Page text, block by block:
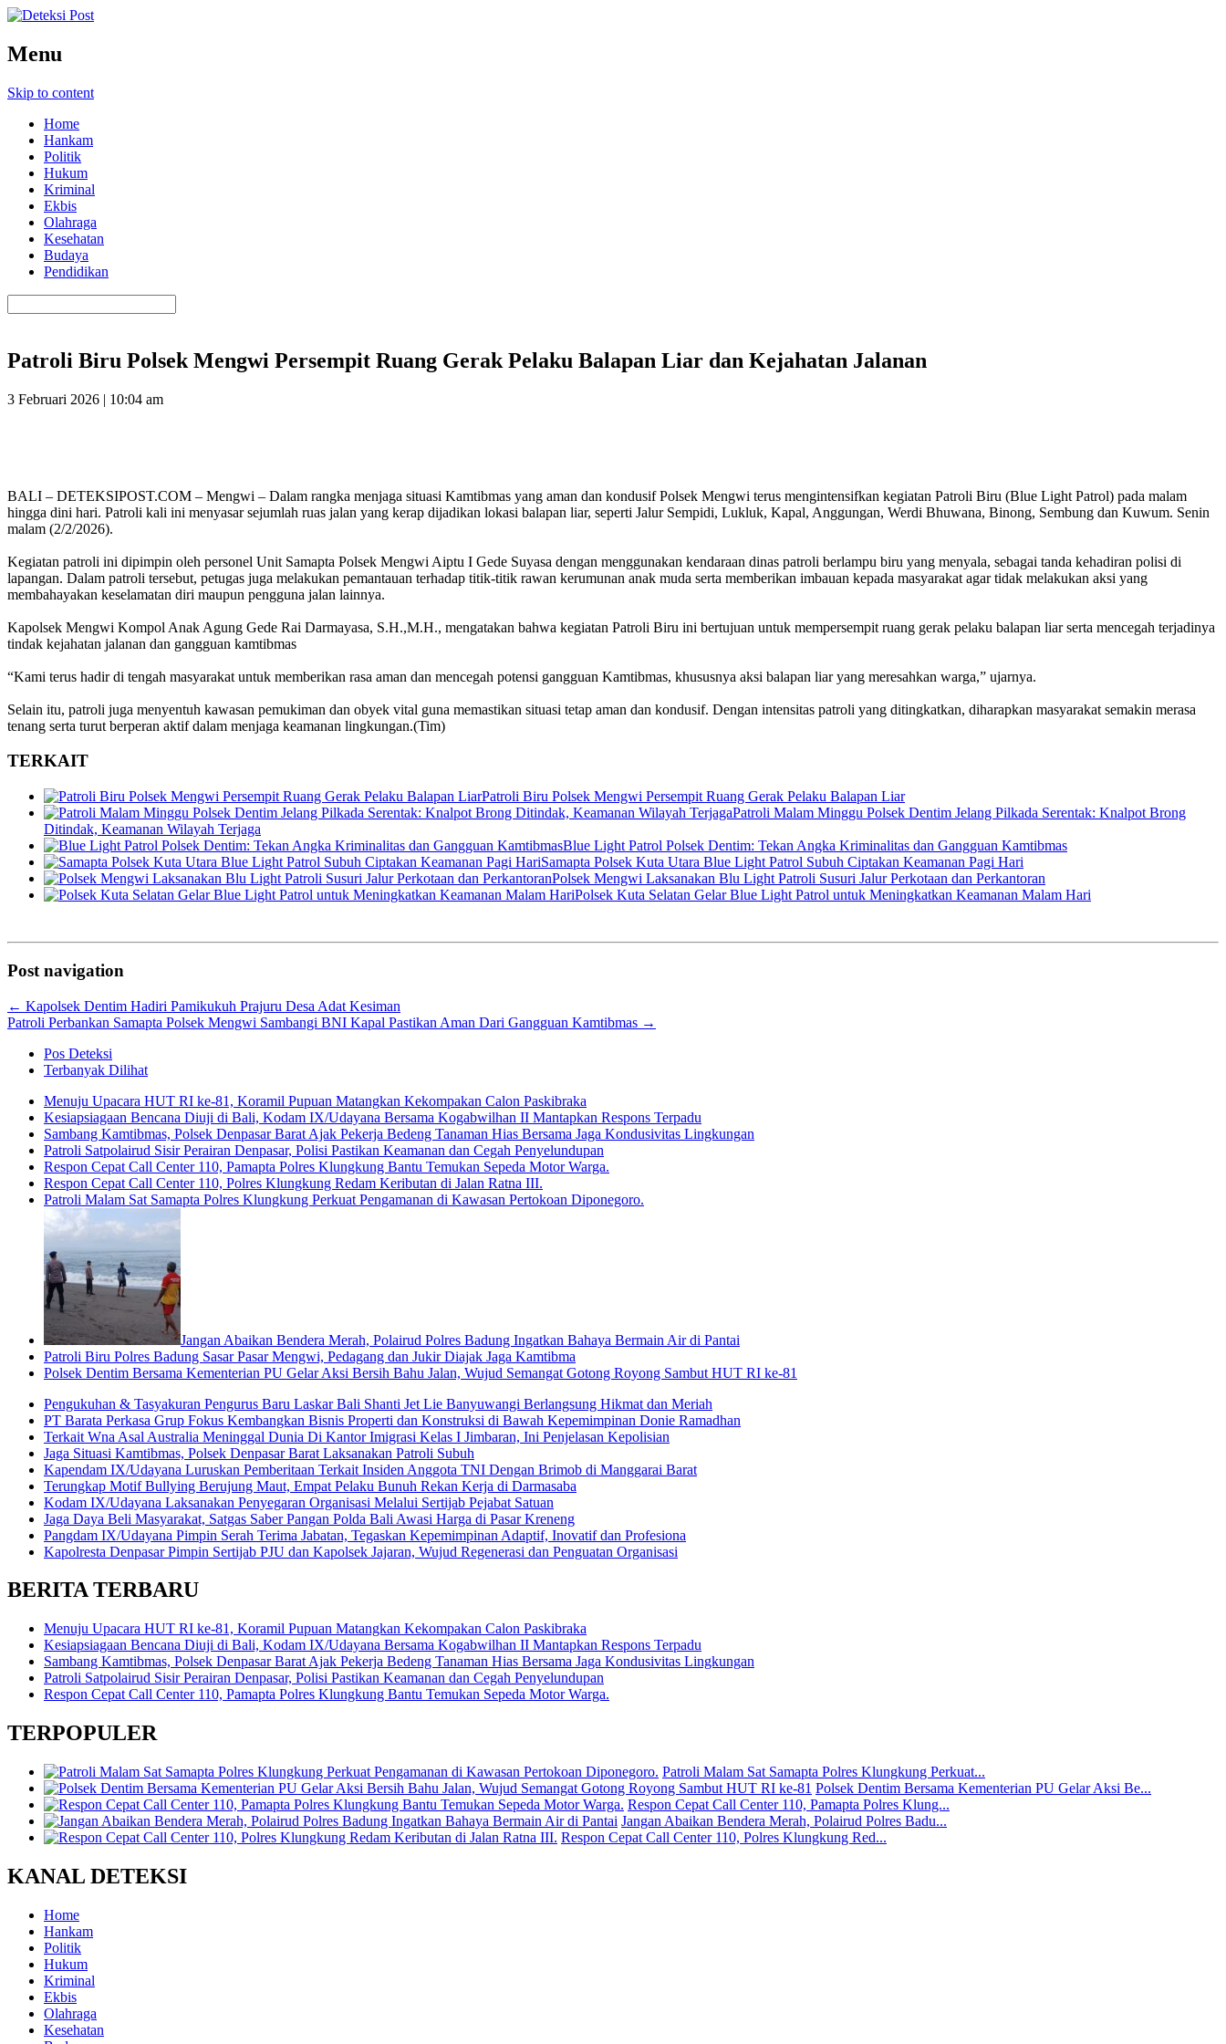
Menu
Skip to content
Home
Hankam
Politik
Hukum
Kriminal
Ekbis
Olahraga
Kesehatan
Budaya
Pendidikan
Patroli Biru Polsek Mengwi Persempit Ruang Gerak Pelaku Balapan Liar dan Kejahatan Jalanan
3 Februari 2026 | 10:04 am
BALI – DETEKSIPOST.COM – Mengwi – Dalam rangka menjaga situasi Kamtibmas yang aman dan kondusif Polsek Mengwi terus mengintensifkan kegiatan Patroli Biru (Blue Light Patrol) pada malam
hingga dini hari. Patroli kali ini menyasar sejumlah ruas jalan yang kerap dijadikan lokasi balapan liar, seperti Jalur Sempidi, Lukluk, Kapal, Anggungan, Werdi Bhuwana, Binong, Sembung dan Kuwum. Senin
malam (2/2/2026).
Kegiatan patroli ini dipimpin oleh personel Unit Samapta Polsek Mengwi Aiptu I Gede Suyasa dengan menggunakan kendaraan dinas patroli berlampu biru yang menyala, sebagai tanda kehadiran polisi di
lapangan. Dalam patroli tersebut, petugas juga melakukan pemantauan terhadap titik-titik rawan kerumunan anak muda serta memberikan imbauan kepada masyarakat agar tidak melakukan aksi yang
membahayakan keselamatan diri maupun pengguna jalan lainnya.
Kapolsek Mengwi Kompol Anak Agung Gede Rai Darmayasa, S.H.,M.H., mengatakan bahwa kegiatan Patroli Biru ini bertujuan untuk mempersempit ruang gerak pelaku balapan liar serta mencegah terjadinya
tindak kejahatan jalanan dan gangguan kamtibmas
“Kami terus hadir di tengah masyarakat untuk memberikan rasa aman dan mencegah potensi gangguan Kamtibmas, khususnya aksi balapan liar yang meresahkan warga,” ujarnya.
Selain itu, patroli juga menyentuh kawasan pemukiman dan obyek vital guna memastikan situasi tetap aman dan kondusif. Dengan intensitas patroli yang ditingkatkan, diharapkan masyarakat semakin merasa
tenang serta turut berperan aktif dalam menjaga keamanan lingkungan.(Tim)
TERKAIT
Patroli Biru Polsek Mengwi Persempit Ruang Gerak Pelaku Balapan Liar
Patroli Malam Minggu Polsek Dentim Jelang Pilkada Serentak: Knalpot Brong
Ditindak, Keamanan Wilayah Terjaga
Blue Light Patrol Polsek Dentim: Tekan Angka Kriminalitas dan Gangguan Kamtibmas
Samapta Polsek Kuta Utara Blue Light Patrol Subuh Ciptakan Keamanan Pagi Hari
Polsek Mengwi Laksanakan Blu Light Patroli Susuri Jalur Perkotaan dan Perkantoran
Polsek Kuta Selatan Gelar Blue Light Patrol untuk Meningkatkan Keamanan Malam Hari
Post navigation
← Kapolsek Dentim Hadiri Pamikukuh Prajuru Desa Adat Kesiman
Patroli Perbankan Samapta Polsek Mengwi Sambangi BNI Kapal Pastikan Aman Dari Gangguan Kamtibmas →
Pos Deteksi
Terbanyak Dilihat
Menuju Upacara HUT RI ke-81, Koramil Pupuan Matangkan Kekompakan Calon Paskibraka
Kesiapsiagaan Bencana Diuji di Bali, Kodam IX/Udayana Bersama Kogabwilhan II Mantapkan Respons Terpadu
Sambang Kamtibmas, Polsek Denpasar Barat Ajak Pekerja Bedeng Tanaman Hias Bersama Jaga Kondusivitas Lingkungan
Patroli Satpolairud Sisir Perairan Denpasar, Polisi Pastikan Keamanan dan Cegah Penyelundupan
Respon Cepat Call Center 110, Pamapta Polres Klungkung Bantu Temukan Sepeda Motor Warga.
Respon Cepat Call Center 110, Polres Klungkung Redam Keributan di Jalan Ratna III.
Patroli Malam Sat Samapta Polres Klungkung Perkuat Pengamanan di Kawasan Pertokoan Diponegoro.
Jangan Abaikan Bendera Merah, Polairud Polres Badung Ingatkan Bahaya Bermain Air di Pantai
Patroli Biru Polres Badung Sasar Pasar Mengwi, Pedagang dan Jukir Diajak Jaga Kamtibma
Polsek Dentim Bersama Kementerian PU Gelar Aksi Bersih Bahu Jalan, Wujud Semangat Gotong Royong Sambut HUT RI ke-81
Pengukuhan & Tasyakuran Pengurus Baru Laskar Bali Shanti Jet Lie Banyuwangi Berlangsung Hikmat dan Meriah
PT Barata Perkasa Grup Fokus Kembangkan Bisnis Properti dan Konstruksi di Bawah Kepemimpinan Donie Ramadhan
Terkait Wna Asal Australia Meninggal Dunia Di Kantor Imigrasi Kelas I Jimbaran, Ini Penjelasan Kepolisian
Jaga Situasi Kamtibmas, Polsek Denpasar Barat Laksanakan Patroli Subuh
Kapendam IX/Udayana Luruskan Pemberitaan Terkait Insiden Anggota TNI Dengan Brimob di Manggarai Barat
Terungkap Motif Bullying Berujung Maut, Empat Pelaku Bunuh Rekan Kerja di Darmasaba
Kodam IX/Udayana Laksanakan Penyegaran Organisasi Melalui Sertijab Pejabat Satuan
Jaga Daya Beli Masyarakat, Satgas Saber Pangan Polda Bali Awasi Harga di Pasar Kreneng
Pangdam IX/Udayana Pimpin Serah Terima Jabatan, Tegaskan Kepemimpinan Adaptif, Inovatif dan Profesiona
Kapolresta Denpasar Pimpin Sertijab PJU dan Kapolsek Jajaran, Wujud Regenerasi dan Penguatan Organisasi
BERITA TERBARU
Menuju Upacara HUT RI ke-81, Koramil Pupuan Matangkan Kekompakan Calon Paskibraka
Kesiapsiagaan Bencana Diuji di Bali, Kodam IX/Udayana Bersama Kogabwilhan II Mantapkan Respons Terpadu
Sambang Kamtibmas, Polsek Denpasar Barat Ajak Pekerja Bedeng Tanaman Hias Bersama Jaga Kondusivitas Lingkungan
Patroli Satpolairud Sisir Perairan Denpasar, Polisi Pastikan Keamanan dan Cegah Penyelundupan
Respon Cepat Call Center 110, Pamapta Polres Klungkung Bantu Temukan Sepeda Motor Warga.
TERPOPULER
Patroli Malam Sat Samapta Polres Klungkung Perkuat...
Polsek Dentim Bersama Kementerian PU Gelar Aksi Be...
Respon Cepat Call Center 110, Pamapta Polres Klung...
Jangan Abaikan Bendera Merah, Polairud Polres Badu...
Respon Cepat Call Center 110, Polres Klungkung Red...
KANAL DETEKSI
Home
Hankam
Politik
Hukum
Kriminal
Ekbis
Olahraga
Kesehatan